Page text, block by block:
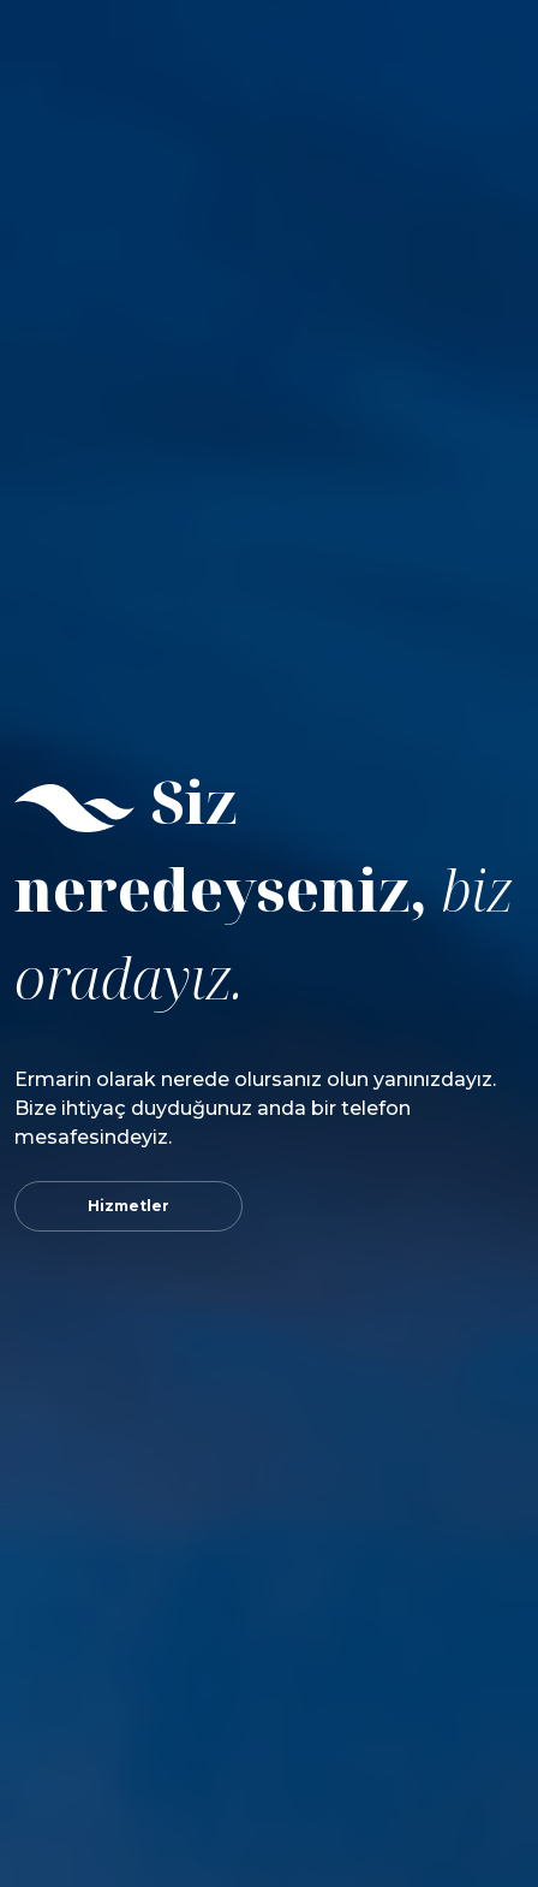
Siz
neredeyseniz, biz
oradayız.
Ermarin olarak nerede olursanız olun yanınızdayız.
Bize ihtiyaç duyduğunuz anda bir telefon
mesafesindeyiz.
Hizmetler